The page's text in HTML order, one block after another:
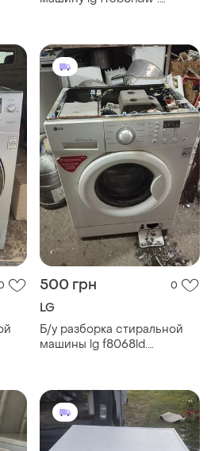
f10b8ndw по запчастям
500 грн 0
LG
Б/у разборка стиральной
машины lg f8068ld.
f8068ld по запчастям